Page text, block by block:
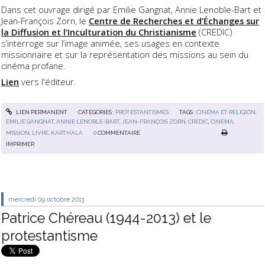
Dans cet ouvrage dirigé par Emilie Gangnat, Annie Lenoble-Bart et
Jean-François Zorn, le Centre de Recherches et d’Échanges sur
la Diffusion et l’Inculturation du Christianisme (CREDIC)
s’interroge sur l’image animée, ses usages en contexte
missionnaire et sur la représentation des missions au sein du
cinéma profane.
Lien vers l'éditeur.
LIEN PERMANENT CATÉGORIES : PROTESTANTISMES TAGS :CINÉMA ET RELIGION,
EMILIE GANGNAT,ANNIE LENOBLE-BART,JEAN-FRANÇOIS ZORN,CREDIC,CINÉMA,
MISSION LIVRE KARTHALA 0 COMMENTAIRE
IMPRIMER
mercredi 09 octobre 2013
Patrice Chéreau (1944-2013) et le
protestantisme